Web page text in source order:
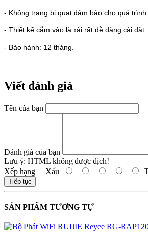
- Không trang bị quạt đảm bảo cho quá
- Thiết kế cắm vào là xài rất dễ dàng cài đặt.
- Bảo hành: 12 tháng.
Viết đánh giá
Tên của bạn
Đánh giá của bạn
Lưu ý: HTML không được dịch!
Xếp hạng Xấu
Tiếp tục
SẢN PHẨM TƯƠNG TỰ